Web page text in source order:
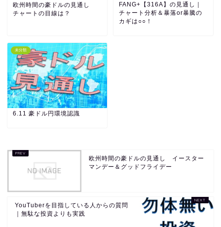
欧州時間の豪ドルの見通し
チャートの目線は？
FANG+【316A】の見通し｜
チャート分析＆暴落or暴騰の
カギは○○！
未分類
6.11 豪ドル円環境認識
欧州時間の豪ドルの見通し イースター
マンデー＆グッドフライデー
YouTuberを目指している人からの質問
｜無駄な投資よりも実践